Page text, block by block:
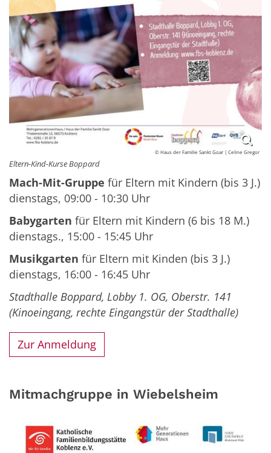
© Haus der Familie Sankt Goar | Celine Gregor
Eltern-Kind-Kurse Boppard
Mach-Mit-Gruppe für Eltern mit Kindern (bis 3 J.)
dienstags, 09:00 - 10:30 Uhr
Babygarten für Eltern mit Kindern (6 bis 18 M.)
dienstags., 15:00 - 15:45 Uhr
Musikgarten für Eltern mit Kinden (bis 3 J.)
dienstags, 16:00 - 16:45 Uhr
Stadthalle Boppard, Lobby 1. OG, Oberstr. 141
(Kinoeingang, rechte Eingangstür der Stadthalle)
Zur Anmeldung
Mitmachgruppe in Wiebelsheim